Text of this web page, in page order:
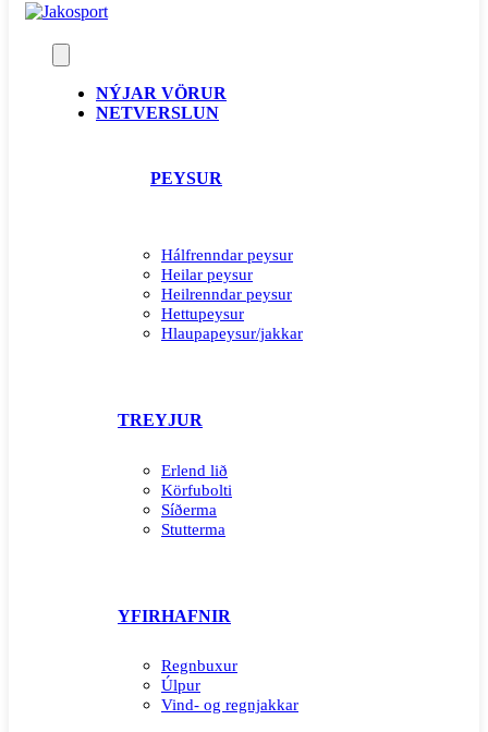
NÝJAR VÖRUR
NETVERSLUN
PEYSUR
Hálfrenndar peysur
Heilar peysur
Heilrenndar peysur
Hettupeysur
Hlaupapeysur/jakkar
TREYJUR
Erlend lið
Körfubolti
Síðerma
Stutterma
YFIRHAFNIR
Regnbuxur
Úlpur
Vind- og regnjakkar